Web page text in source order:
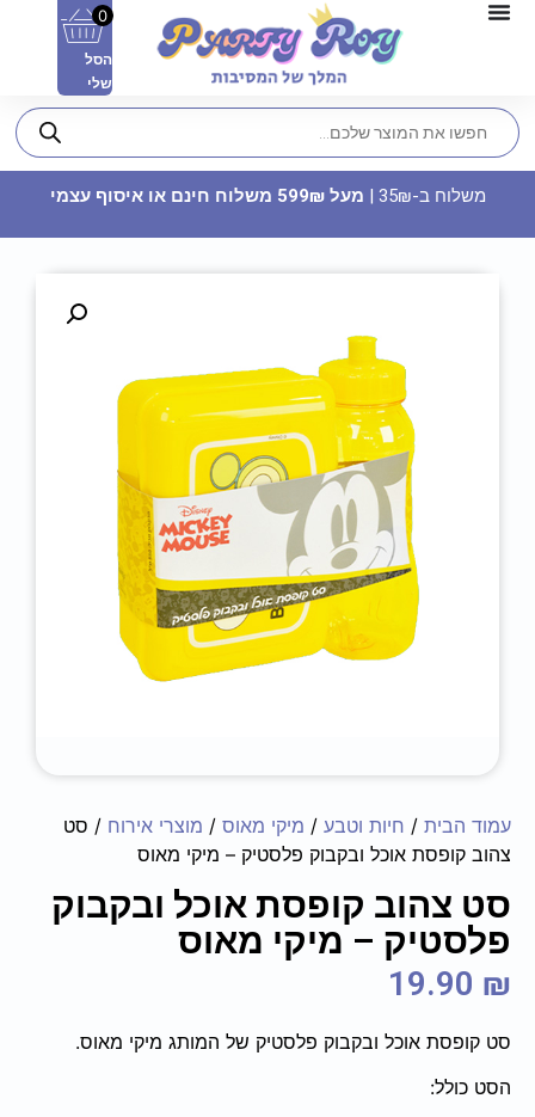
דף סוכר מלבן - מגלים עם דורה
29.90
0
הסל
שלי
משלוח ב-35₪ | מעל 599₪ משלוח חינם או איסוף עצמי
עמוד הבית / חיות וטבע / מיקי מאוס / מוצרי אירוח / סט
צהוב קופסת אוכל ובקבוק פלסטיק – מיקי מאוס
סט צהוב קופסת אוכל ובקבוק
פלסטיק – מיקי מאוס
19.90 ₪
סט קופסת אוכל ובקבוק פלסטיק של המותג מיקי מאוס.
הסט כולל: